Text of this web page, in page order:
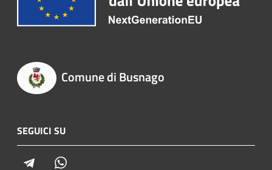
Comune di Busnago
SEGUICI SU
Telegram